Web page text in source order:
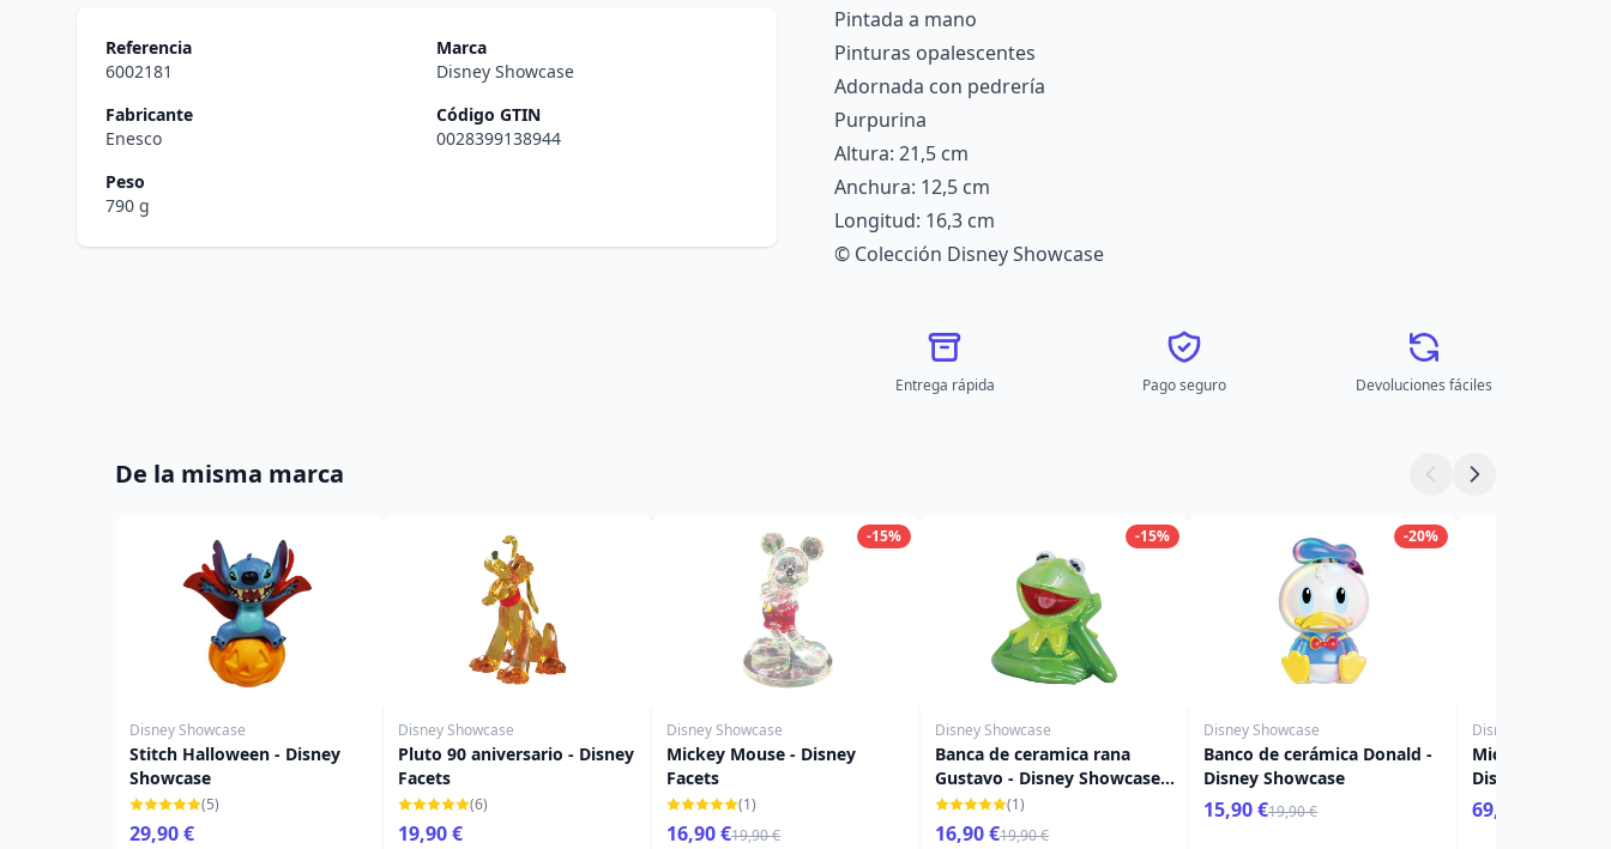
Referencia
6002181
Marca
Disney Showcase
Fabricante
Enesco
Código GTIN
0028399138944
Peso
790 g
Pintada a mano
Pinturas opalescentes
Adornada con pedrería
Purpurina
Altura: 21,5 cm
Anchura: 12,5 cm
Longitud: 16,3 cm
© Colección Disney Showcase
Entrega rápida Pago seguro Devoluciones fáciles
De la misma marca
Disney Showcase
Stitch Halloween - Disney
Showcase
(5)
29,90 €
Disney Showcase
Pluto 90 aniversario - Disney
Facets
(6)
19,90 €
-15%
Disney Showcase
Mickey Mouse - Disney
Facets
(1)
16,90 €19,90 €
-15%
Disney Showcase
Banca de ceramica rana
Gustavo - Disney Showcase
Muppets(1)
16,90 €19,90 €
-20%
Disney Showcase
Banco de cerámica Donald -
Disney Showcase
15,90 €19,90 €
Disney Showcase
Mickey y
Disney
69,90 €